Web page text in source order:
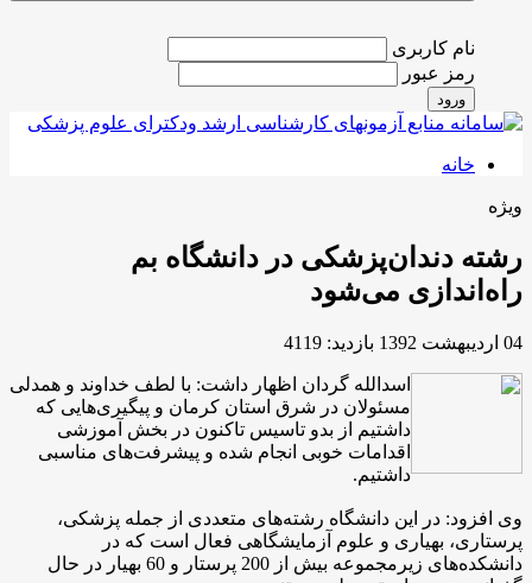
نام کاربری
رمز عبور
ورود
خانه
ویژه
رشته دندان‌پزشکی در دانشگاه بم
راه‌اندازی می‌شود
04 ارديبهشت 1392 بازدید: 4119
اسدالله گردان اظهار داشت: با لطف خداوند و همدلی
مسئولان در شرق استان کرمان و پیگیری‌هایی که
داشتیم از بدو تاسیس تاکنون در بخش آموزشی
اقدامات خوبی انجام شده و پیشرفت‌های مناسبی
داشتیم.
وی افزود: در این دانشگاه رشته‌های متعددی از جمله پزشکی،
پرستاری، بهیاری و علوم آزمایشگاهی فعال است که در
دانشکده‌های زیرمجموعه بیش از 200 پرستار و 60 بهیار در حال